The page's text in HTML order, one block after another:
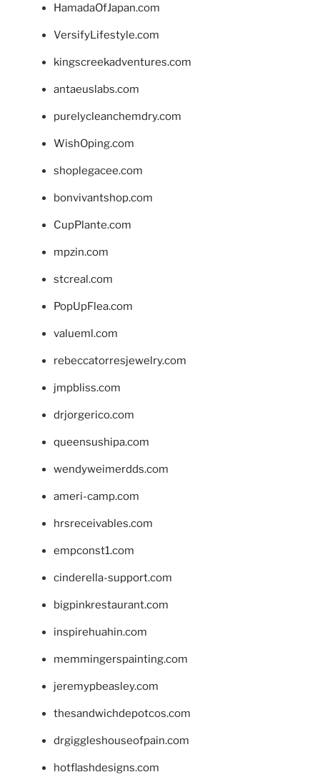
HamadaOfJapan.com
VersifyLifestyle.com
kingscreekadventures.com
antaeuslabs.com
purelycleanchemdry.com
WishOping.com
shoplegacee.com
bonvivantshop.com
CupPlante.com
mpzin.com
stcreal.com
PopUpFlea.com
valueml.com
rebeccatorresjewelry.com
jmpbliss.com
drjorgerico.com
queensushipa.com
wendyweimerdds.com
ameri-camp.com
hrsreceivables.com
empconst1.com
cinderella-support.com
bigpinkrestaurant.com
inspirehuahin.com
memmingerspainting.com
jeremypbeasley.com
thesandwichdepotcos.com
drgiggleshouseofpain.com
hotflashdesigns.com